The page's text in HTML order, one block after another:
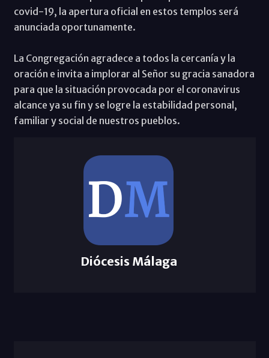
covid-19, la apertura oficial en estos templos será
anunciada oportunamente.
La Congregación agradece a todos la cercanía y la
oración e invita a implorar al Señor su gracia sanadora
para que la situación provocada por el coronavirus
alcance ya su fin y se logre la estabilidad personal,
familiar y social de nuestros pueblos.
Diócesis Málaga